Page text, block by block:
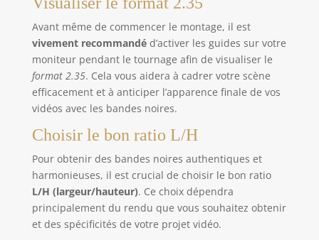
Avant même de commencer le montage, il est
vivement recommandéd’activer les guides sur votre
moniteur pendant le tournage afin de visualiser le
format 2.35. Cela vous aidera à cadrer votre scène
efficacement et à anticiper l’apparence finale de vos
vidéos avec les bandes noires.
Choisir le bon ratio L/H
Pour obtenir des bandes noires authentiques et
harmonieuses, il est crucial de choisir le bon ratio
L/H (largeur/hauteur). Ce choix dépendra
principalement du rendu que vous souhaitez obtenir
et des spécificités de votre projet vidéo.